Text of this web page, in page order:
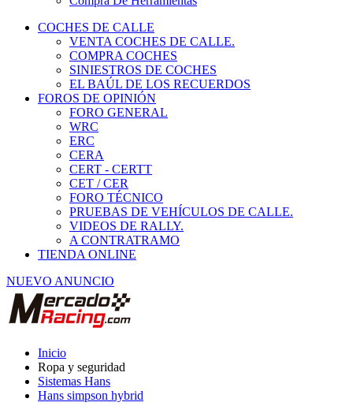
COCHES DE CALLE
VENTA COCHES DE CALLE.
COMPRA COCHES
SINIESTROS DE COCHES
EL BAÚL DE LOS RECUERDOS
FOROS DE OPINIÓN
FORO GENERAL
WRC
ERC
CERA
CERT - CERTT
CET / CER
FORO TÉCNICO
PRUEBAS DE VEHÍCULOS DE CALLE.
VIDEOS DE RALLY.
A CONTRATRAMO
TIENDA ONLINE
NUEVO ANUNCIO
Ropa y seguridad
Sistemas Hans
Hans simpson hybrid